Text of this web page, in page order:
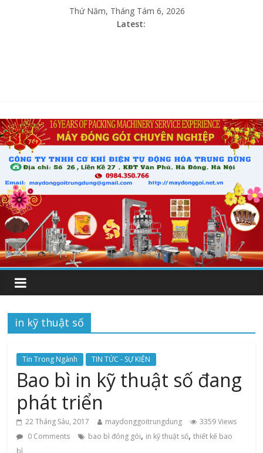
Thứ Năm, Tháng Tám 6, 2026
Latest:
in kỹ thuật số
Tin Trong Ngành TIN TỨC - SỰ KIỆN
Bao bì in kỹ thuật số đang
phát triển
22 Tháng Sáu, 2017 maydonggoitrungdung
3359 Views
0 Comments
bao bì đóng gói, in kỹ thuật số,thiết kế bao
bì